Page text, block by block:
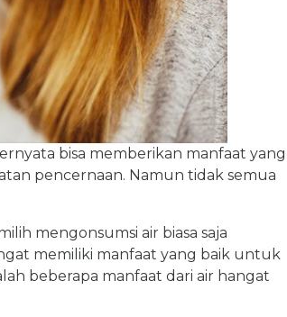
bisa memberikan manfaat yang
pencernaan. Namun tidak semua
mengonsumsi air biasa saja
memiliki manfaat yang baik untuk
beberapa manfaat dari air hangat